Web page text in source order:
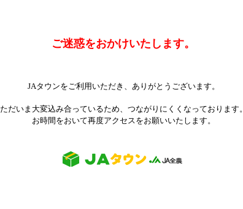
ご迷惑をおかけいたします。
JAタウンをご利用いただき、ありがとうございます。
ただいま大変込み合っているため、つながりにくくなっております。
お時間をおいて再度アクセスをお願いいたします。